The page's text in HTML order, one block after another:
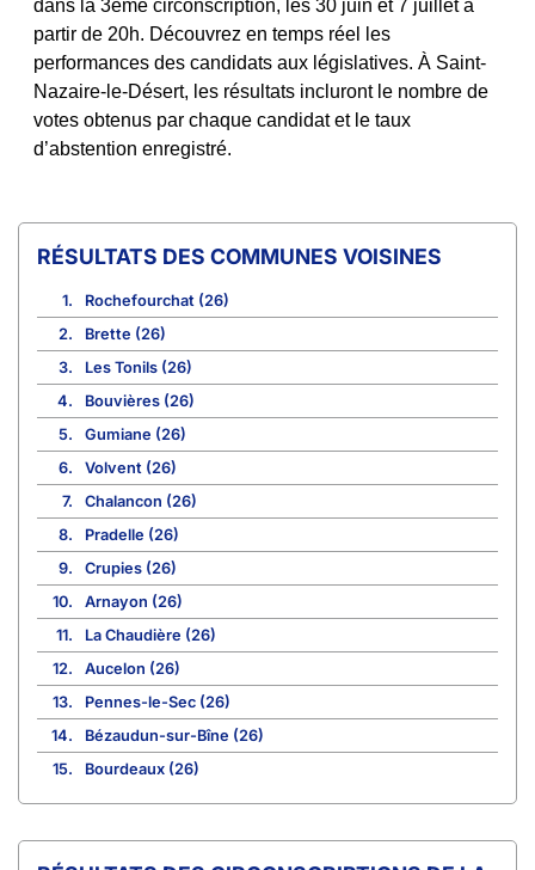
dans la 3ème circonscription, les 30 juin et 7 juillet à
partir de 20h. Découvrez en temps réel les
performances des candidats aux législatives. À Saint-
Nazaire-le-Désert, les résultats incluront le nombre de
votes obtenus par chaque candidat et le taux
d’abstention enregistré.
COMMUNES VOISINES
1.
Rochefourchat (26)
2.
Brette (26)
3.
Les Tonils (26)
4.
Bouvières (26)
5.
Gumiane (26)
6.
Volvent (26)
7.
Chalancon (26)
8.
Pradelle (26)
9.
Crupies (26)
10.
Arnayon (26)
11.
La Chaudière (26)
12.
Aucelon (26)
13.
Pennes-le-Sec (26)
14.
Bézaudun-sur-Bîne (26)
15.
Bourdeaux (26)